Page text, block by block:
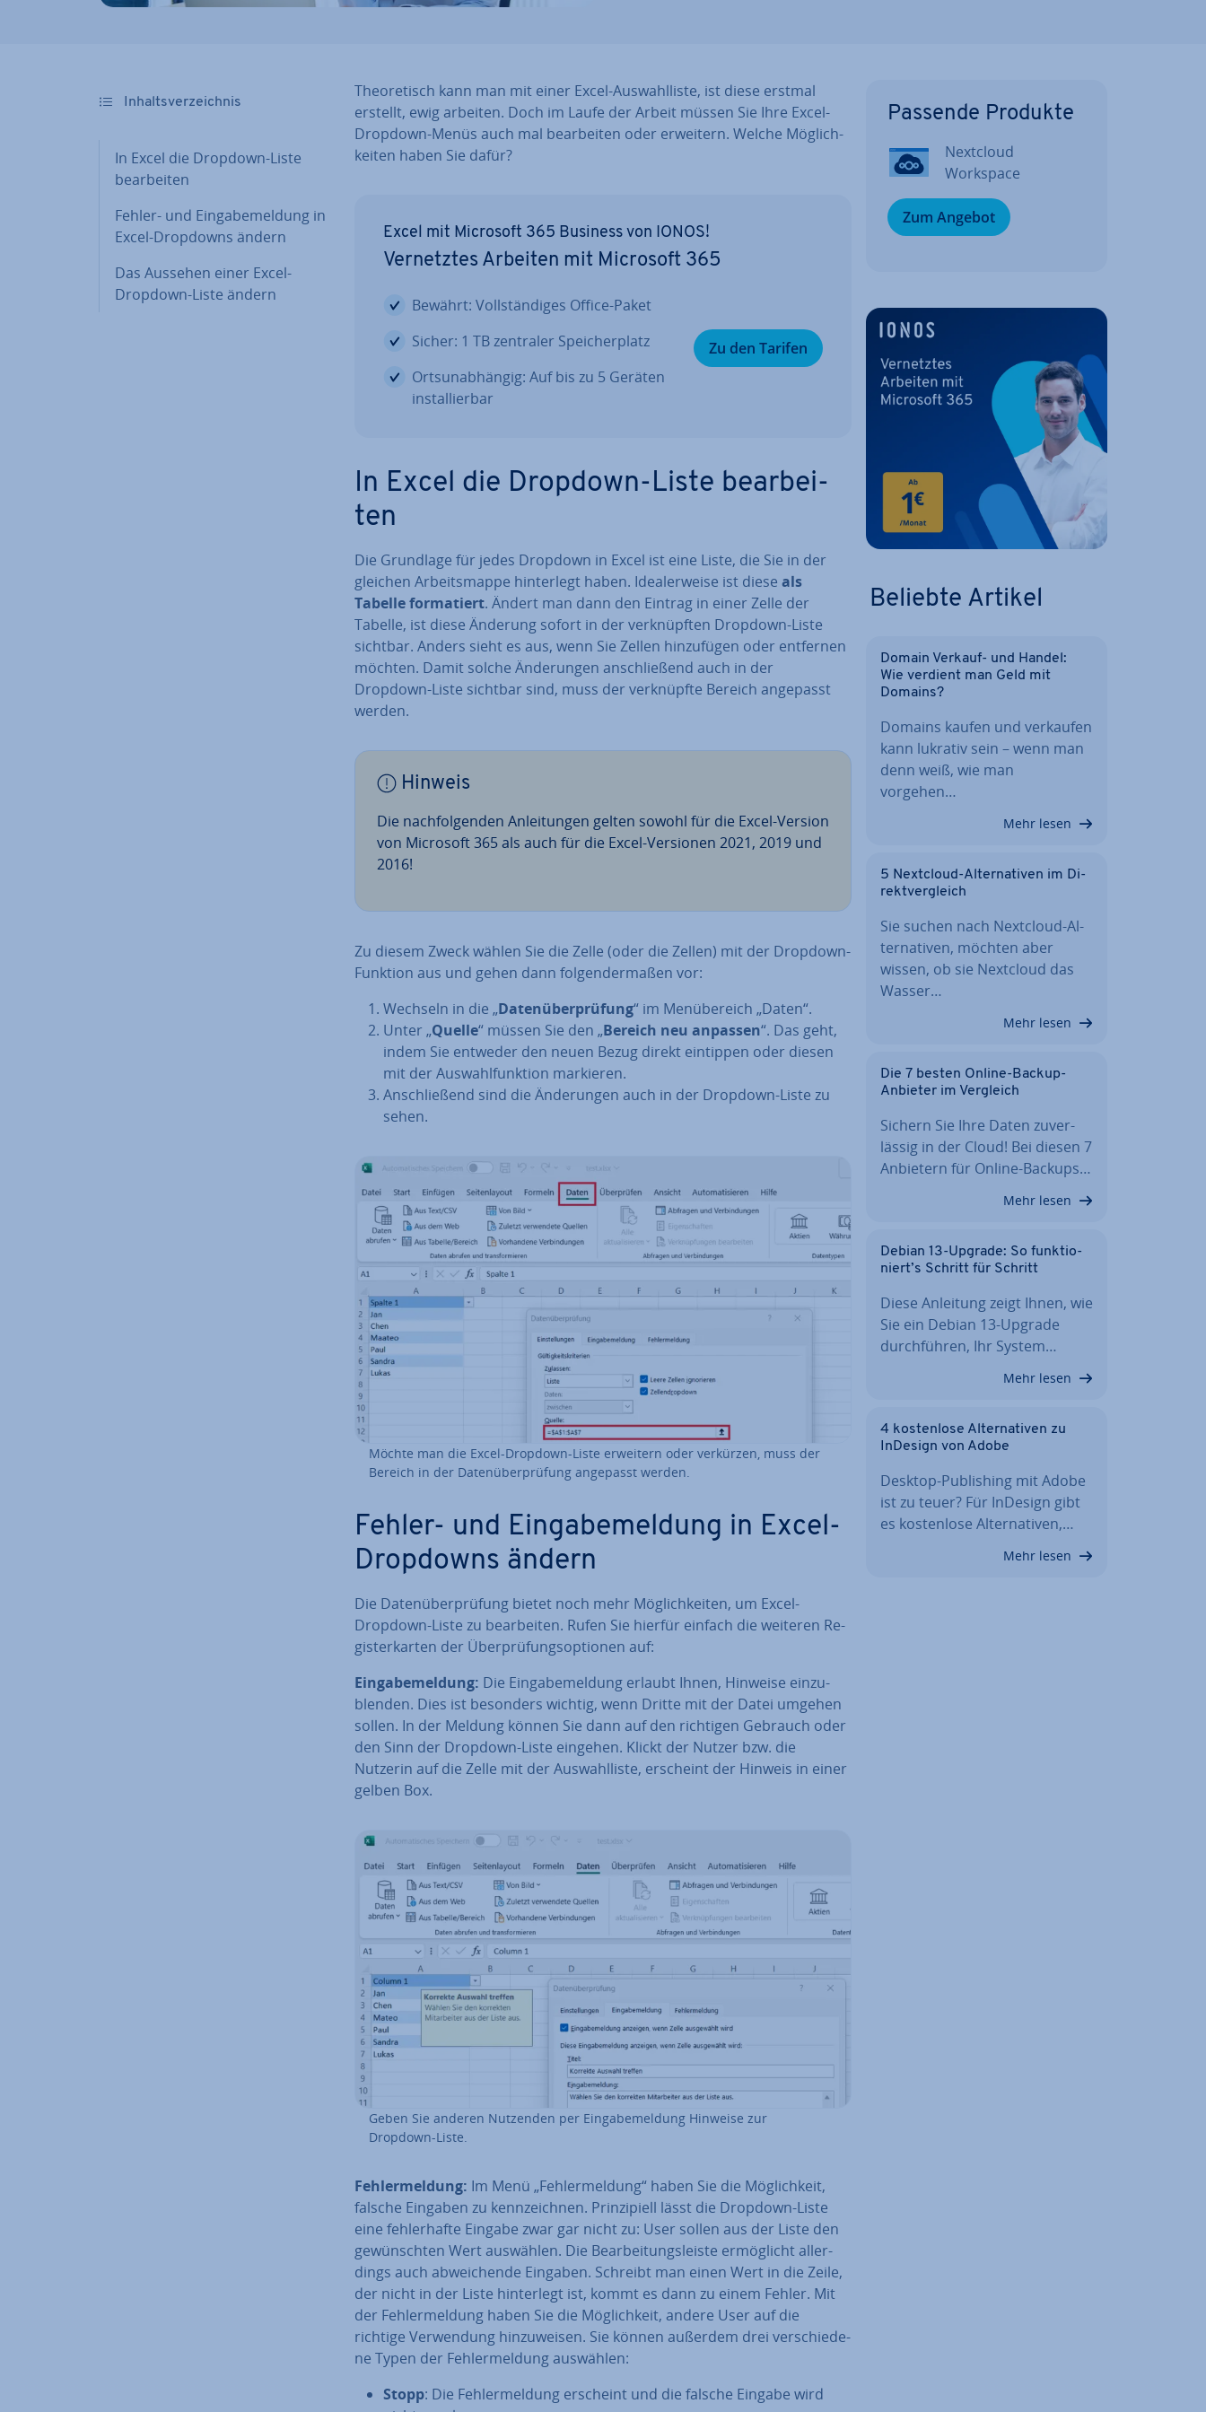
In­halts­ver­zeich­nis
In Excel die Dropdown-Liste
be­ar­bei­ten
Fehler- und Ein­ga­be­mel­dung in
Excel-Dropdowns ändern
Das Aussehen einer Excel-
Dropdown-Liste ändern
Theo­re­tisch kann man mit einer Excel-Aus­wahl­lis­te, ist diese erstmal
erstellt, ewig arbeiten. Doch im Laufe der Arbeit müssen Sie Ihre Excel-
Dropdown-Menüs auch mal be­ar­bei­ten oder erweitern. Welche Mög­lich­
kei­ten haben Sie dafür?
Excel mit Microsoft 365 Business von IONOS!
Ver­netz­tes Arbeiten mit Microsoft 365
Bewährt: Voll­stän­di­ges Office-Paket
Sicher: 1 TB zentraler Spei­cher­platz
Orts­un­ab­hän­gig: Auf bis zu 5 Geräten
in­stal­lier­bar
Zu den Tarifen
In Excel die Dropdown-Liste be­ar­bei­
ten
Die Grundlage für jedes Dropdown in Excel ist eine Liste, die Sie in der
gleichen Ar­beits­map­pe hin­ter­legt haben. Idea­ler­wei­se ist diese als
Tabelle for­ma­tiert. Ändert man dann den Eintrag in einer Zelle der
Tabelle, ist diese Änderung sofort in der ver­knüpf­ten Dropdown-Liste
sichtbar. Anders sieht es aus, wenn Sie Zellen hin­zu­fü­gen oder entfernen
möchten. Damit solche Än­de­run­gen an­schlie­ßend auch in der
Dropdown-Liste sichtbar sind, muss der ver­knüpf­te Bereich angepasst
werden.
Hinweis
Die nach­fol­gen­den An­lei­tun­gen gelten sowohl für die Excel-Version
von Microsoft 365 als auch für die Excel-Versionen 2021, 2019 und
2016!
Zu diesem Zweck wählen Sie die Zelle (oder die Zellen) mit der Dropdown-
Funktion aus und gehen dann fol­gen­der­ma­ßen vor:
Wechseln in die „Da­ten­über­prü­fung“ im Men­über­eich „Daten“.
Unter „Quelle“ müssen Sie den „Bereich neu anpassen“. Das geht,
indem Sie entweder den neuen Bezug direkt eintippen oder diesen
mit der Aus­wahl­funk­ti­on markieren.
An­schlie­ßend sind die Än­de­run­gen auch in der Dropdown-Liste zu
sehen.
Möchte man die Excel-Dropdown-Liste erweitern oder verkürzen, muss der
Bereich in der Da­ten­über­prü­fung angepasst werden.
Fehler- und Ein­ga­be­mel­dung in Excel-
Dropdowns ändern
Die Da­ten­über­prü­fung bietet noch mehr Mög­lich­kei­ten, um Excel-
Dropdown-Liste zu be­ar­bei­ten. Rufen Sie hierfür einfach die weiteren Re­
gis­ter­kar­ten der Über­prü­fungs­op­tio­nen auf:
Ein­ga­be­mel­dung: Die Ein­ga­be­mel­dung erlaubt Ihnen, Hinweise ein­zu­
blen­den. Dies ist besonders wichtig, wenn Dritte mit der Datei umgehen
sollen. In der Meldung können Sie dann auf den richtigen Gebrauch oder
den Sinn der Dropdown-Liste eingehen. Klickt der Nutzer bzw. die
Nutzerin auf die Zelle mit der Aus­wahl­lis­te, erscheint der Hinweis in einer
gelben Box.
Geben Sie anderen Nutzenden per Ein­ga­be­mel­dung Hinweise zur
Dropdown-Liste.
Feh­ler­mel­dung: Im Menü „Feh­ler­mel­dung“ haben Sie die Mög­lich­keit,
falsche Eingaben zu kenn­zeich­nen. Prin­zi­pi­ell lässt die Dropdown-Liste
eine feh­ler­haf­te Eingabe zwar gar nicht zu: User sollen aus der Liste den
ge­wünsch­ten Wert auswählen. Die Be­ar­bei­tungs­leis­te er­mög­licht al­ler­
dings auch ab­wei­chen­de Eingaben. Schreibt man einen Wert in die Zeile,
der nicht in der Liste hin­ter­legt ist, kommt es dann zu einem Fehler. Mit
der Feh­ler­mel­dung haben Sie die Mög­lich­keit, andere User auf die
richtige Ver­wen­dung hin­zu­wei­sen. Sie können außerdem drei ver­schie­de­
ne Typen der Feh­ler­mel­dung auswählen:
Stopp: Die Feh­ler­mel­dung erscheint und die falsche Eingabe wird
Passende Produkte
Nextcloud
Workspace
Zum Angebot
Beliebte Artikel
Domain Verkauf- und Handel:
Wie verdient man Geld mit
Domains?
Domains kaufen und verkaufen
kann lukrativ sein – wenn man
denn weiß, wie man
vorgehen…
Mehr lesen
5 Nextcloud-Al­ter­na­ti­ven im Di­
rekt­ver­gleich
Sie suchen nach Nextcloud-Al­
ter­na­ti­ven, möchten aber
wissen, ob sie Nextcloud das
Wasser…
Mehr lesen
Die 7 besten Online-Backup-
Anbieter im Vergleich
Sichern Sie Ihre Daten zu­ver­
läs­sig in der Cloud! Bei diesen 7
Anbietern für Online-Backups…
Mehr lesen
Debian 13-Upgrade: So funk­tio­
niert’s Schritt für Schritt
Diese Anleitung zeigt Ihnen, wie
Sie ein Debian 13-Upgrade
durch­füh­ren, Ihr System…
Mehr lesen
4 kos­ten­lo­se Al­ter­na­ti­ven zu
InDesign von Adobe
Desktop-Pu­bli­shing mit Adobe
ist zu teuer? Für InDesign gibt
es kos­ten­lo­se Al­ter­na­ti­ven,…
Mehr lesen